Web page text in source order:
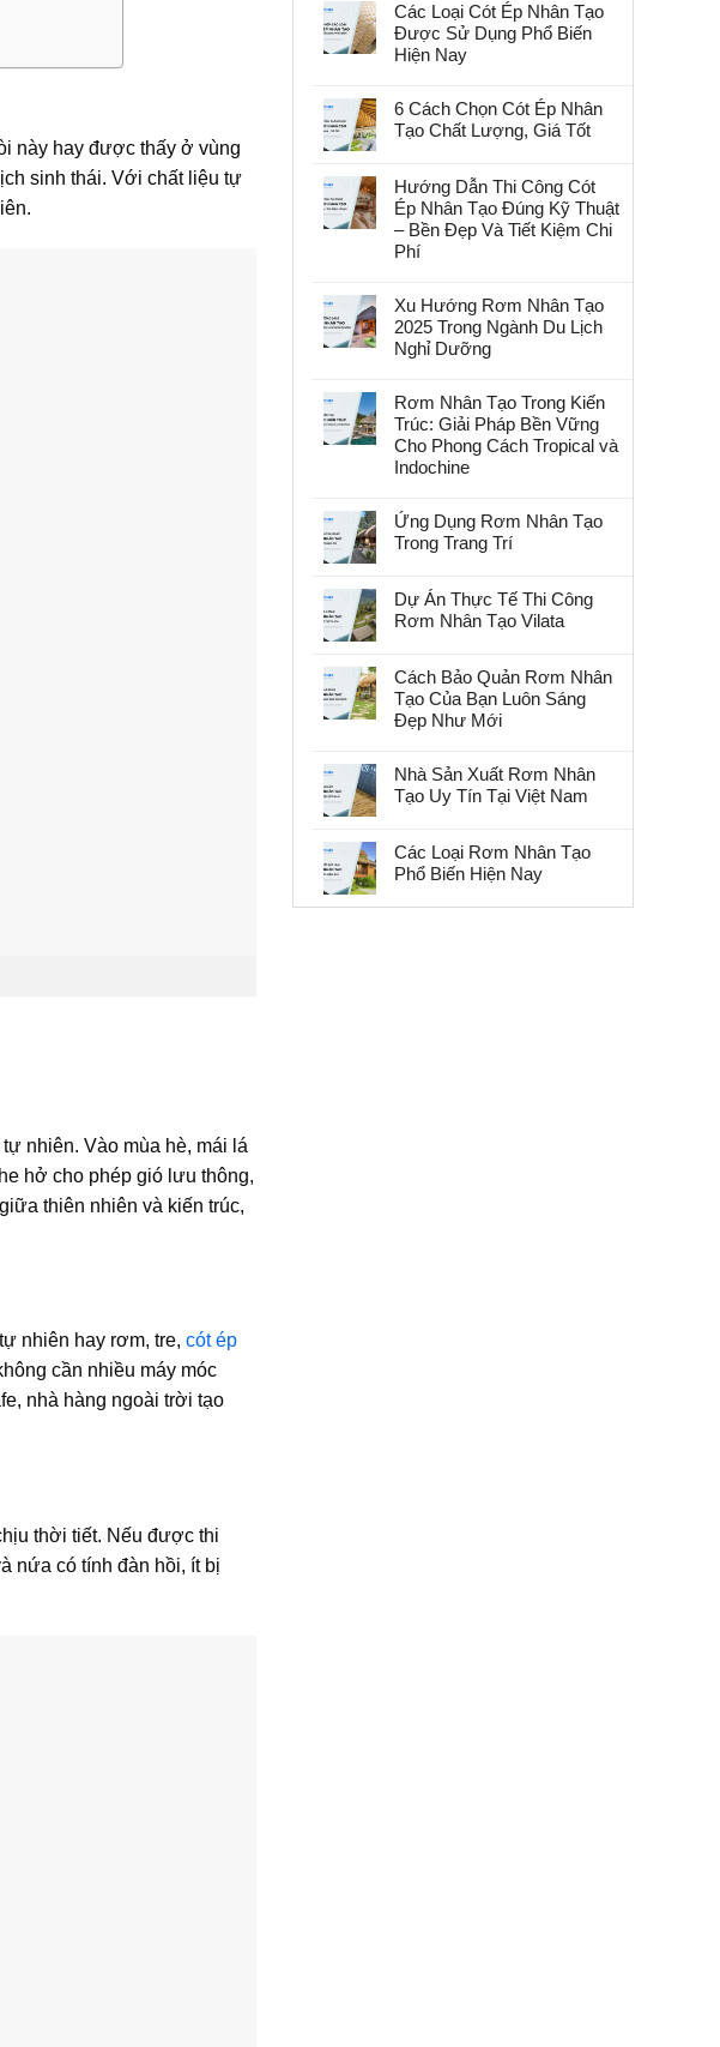
này hay được thấy ở vùng
sinh thái. Với chất liệu tự
nhiên. Vào mùa hè, mái lá
hở cho phép gió lưu thông,
thiên nhiên và kiến trúc,
nhiên hay rơm, tre, cót ép
cần nhiều máy móc
nhà hàng ngoài trời tạo
thời tiết. Nếu được thi
nứa có tính đàn hồi, ít bị
Các Loại Cót Ép Nhân Tạo
Được Sử Dụng Phổ Biến
Hiện Nay
6 Cách Chọn Cót Ép Nhân
Tạo Chất Lượng, Giá Tốt
Hướng Dẫn Thi Công Cót
Ép Nhân Tạo Đúng Kỹ Thuật
– Bền Đẹp Và Tiết Kiệm Chi
Phí
Xu Hướng Rơm Nhân Tạo
2025 Trong Ngành Du Lịch
Nghỉ Dưỡng
Rơm Nhân Tạo Trong Kiến
Trúc: Giải Pháp Bền Vững
Cho Phong Cách Tropical và
Indochine
Ứng Dụng Rơm Nhân Tạo
Trong Trang Trí
Dự Án Thực Tế Thi Công
Rơm Nhân Tạo Vilata
Cách Bảo Quản Rơm Nhân
Tạo Của Bạn Luôn Sáng
Đẹp Như Mới
Nhà Sản Xuất Rơm Nhân
Tạo Uy Tín Tại Việt Nam
Các Loại Rơm Nhân Tạo
Phổ Biến Hiện Nay